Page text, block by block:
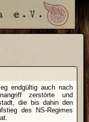
endgültig auch nach
zerstörte und
die bis dahin den
des NS-Regimes